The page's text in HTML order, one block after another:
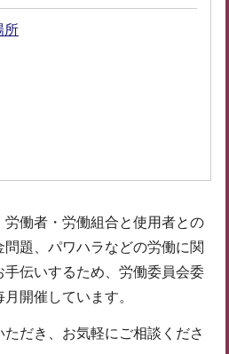
所
働者・労働組合と使用者との
題、パワハラなどの労働に関
伝いするため、労働委員会委
開催しています。
だき、お気軽にご相談くださ